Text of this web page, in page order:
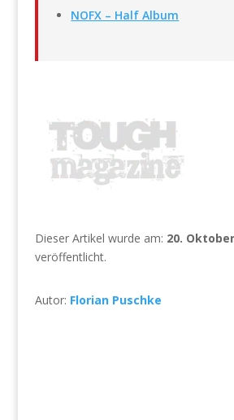
NOFX – Half Album
Dieser Artikel wurde am: 20.
veröffentlicht.
Autor: Florian Puschke